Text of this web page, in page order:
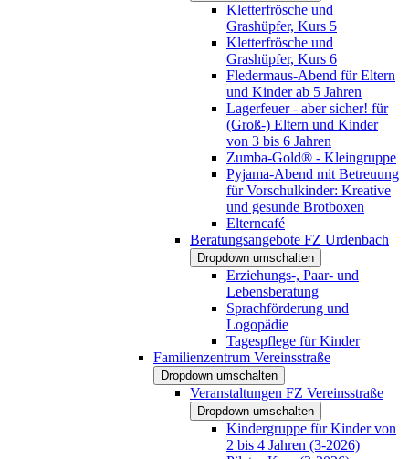
Kletterfrösche und
Grashüpfer, Kurs 5
Kletterfrösche und
Grashüpfer, Kurs 6
Fledermaus-Abend für Eltern
und Kinder ab 5 Jahren
Lagerfeuer - aber sicher! für
(Groß-) Eltern und Kinder
von 3 bis 6 Jahren
Zumba-Gold® - Kleingruppe
Pyjama-Abend mit Betreuung
für Vorschulkinder: Kreative
und gesunde Brotboxen
Elterncafé
Beratungsangebote FZ Urdenbach
Dropdown umschalten
Erziehungs-, Paar- und
Lebensberatung
Sprachförderung und
Logopädie
Tagespflege für Kinder
Familienzentrum Vereinsstraße
Dropdown umschalten
Veranstaltungen FZ Vereinsstraße
Dropdown umschalten
Kindergruppe für Kinder von
2 bis 4 Jahren (3-2026)